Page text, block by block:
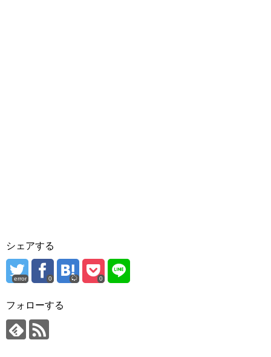
シェアする
error 0 0
フォローする